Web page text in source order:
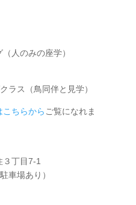
人のみの座学）
ラス（鳥同伴と見学）
ちらから ご覧になれま
丁目7-1
車場あり）